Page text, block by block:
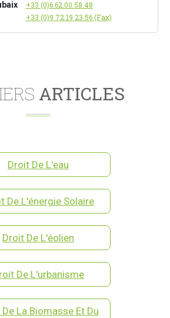
+33 (0)6.62.00.58.48
+33 (0)9 72 19 23 56 (Fax)
ARTICLES
Droit De L'eau
De L'énergie Solaire
Droit De L'éolien
De L'urbanisme
La Biomasse Et Du